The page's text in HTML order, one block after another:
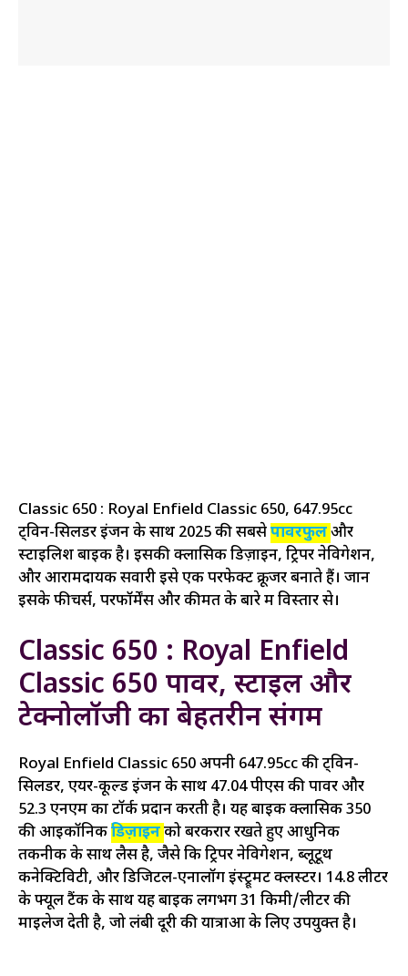
Classic 650 : Royal Enfield Classic 650, 647.95cc
ट्विन-सिलेंडर इंजन के साथ 2025 की सबसेपावरफुलऔर
स्टाइलिश बाइक है। इसकी क्लासिक डिज़ाइन, ट्रिपर नेविगेशन,
और आरामदायक सवारी इसे एक परफेक्ट क्रूजर बनाते हैं। जानें
इसके फीचर्स, परफॉर्मेंस और कीमत के बारे में विस्तार से।
Classic 650 : Royal Enfield
Classic 650 पावर, स्टाइल और
टेक्नोलॉजी का बेहतरीन संगम
Royal Enfield Classic 650 अपनी 647.95cc की ट्विन-
सिलेंडर, एयर-कूल्ड इंजन के साथ 47.04 पीएस की पावर और
52.3 एनएम का टॉर्क प्रदान करती है। यह बाइक क्लासिक 350
की आइकॉनिकडिज़ाइनको बरकरार रखते हुए आधुनिक
तकनीक के साथ लैस है, जैसे कि ट्रिपर नेविगेशन, ब्लूटूथ
कनेक्टिविटी, और डिजिटल-एनालॉग इंस्ट्रूमेंट क्लस्टर। 14.8 लीटर
के फ्यूल टैंक के साथ यह बाइक लगभग 31 किमी/लीटर की
माइलेज देती है, जो लंबी दूरी की यात्राओं के लिए उपयुक्त है।